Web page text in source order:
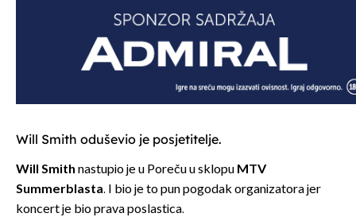
Will Smith oduševio je posjetitelje.
Will Smith nastupio je u Poreču u sklopu MTV
Summerblasta. I bio je to pun pogodak organizatora jer
koncert je bio prava poslastica.